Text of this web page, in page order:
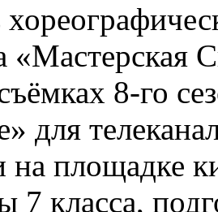
«Мастерская
8-го
для
на площадке
7 класса,